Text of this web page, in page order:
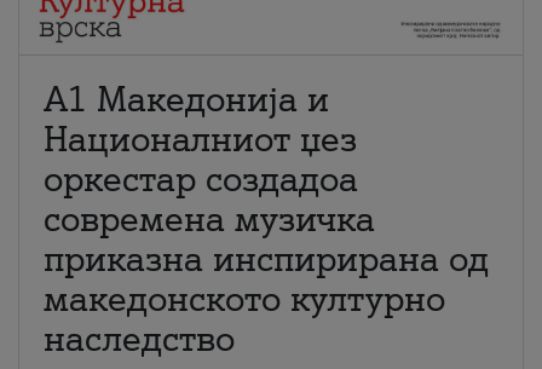
А1 Македонија и
Националниот џез
оркестар создадоа
современа музичка
приказна инспирирана од
македонското културно
наследство